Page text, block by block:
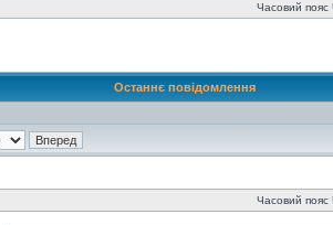
Часовий пояс
Останнє повідомлення
Часовий пояс